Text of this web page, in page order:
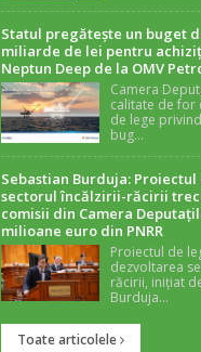
Statul pregătește un buget
miliarde de lei pentru
Neptun Deep de la OMV
Camera
calitate de for
de lege
bug...
Sebastian Burduja:
sectorul încălzirii-răcirii
comisii din Camera
milioane euro din PNRR
Proiectul de
dezvoltarea
răcirii, inițiat
Burduja...
Toate articolele